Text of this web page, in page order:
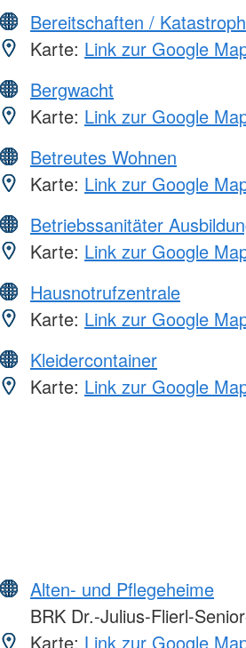
Bereitschaften /
Karte: Link zur Google
Bergwacht
Karte: Link zur Google
Betreutes Wohnen
Karte: Link zur Google
Betriebssanitäter
Karte: Link zur Google
Hausnotrufzentrale
Karte: Link zur Google
Kleidercontainer
Karte: Link zur Google
Alten- und Pflegeheime
BRK Dr.-Julius-Flierl-
Karte: Link zur Google